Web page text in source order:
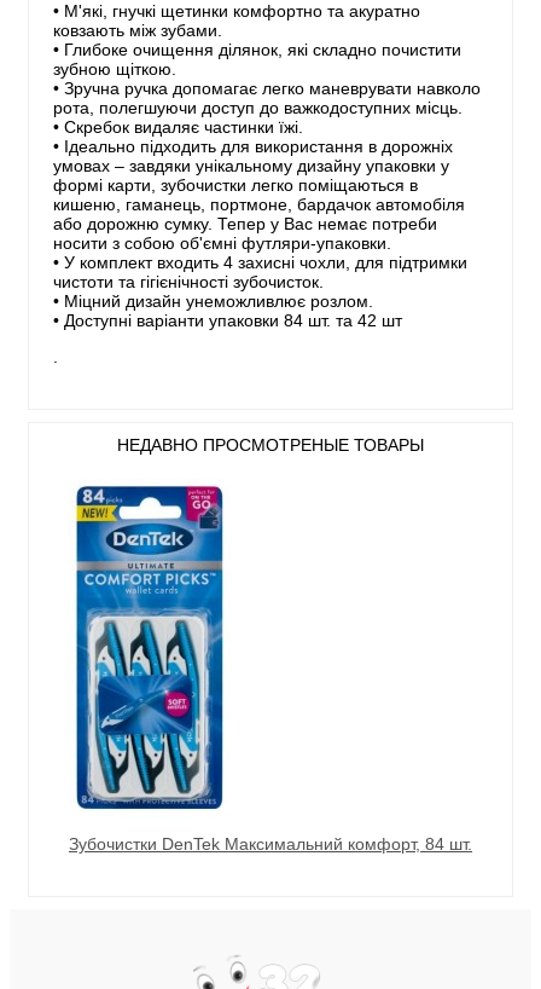
• М'які, гнучкі щетинки комфортно та акуратно
ковзають між зубами.
• Глибоке очищення ділянок, які складно почистити
зубною щіткою.
• Зручна ручка допомагає легко маневрувати навколо
рота, полегшуючи доступ до важкодоступних місць.
• Скребок видаляє частинки їжі.
• Ідеально підходить для використання в дорожніх
умовах – завдяки унікальному дизайну упаковки у
формі карти, зубочистки легко поміщаються в
кишеню, гаманець, портмоне, бардачок автомобіля
або дорожню сумку. Тепер у Вас немає потреби
носити з собою об'ємні футляри-упаковки.
• У комплект входить 4 захисні чохли, для підтримки
чистоти та гігієнічності зубочисток.
• Міцний дизайн унеможливлює розлом.
• Доступні варіанти упаковки 84 шт. та 42 шт
.
НЕДАВНО ПРОСМОТРЕНЫЕ ТОВАРЫ
Зубочистки DenTek Максимальний комфорт, 84 шт.